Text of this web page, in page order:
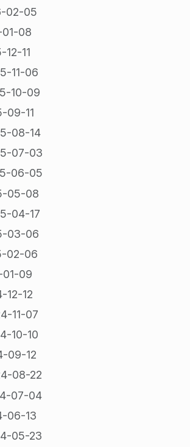
02-05
08
12-11
11-06
10-09
09-11
08-14
07-03
06-05
05-08
04-17
03-06
02-06
09
12-12
11-07
10-10
09-12
08-22
07-04
06-13
05-23